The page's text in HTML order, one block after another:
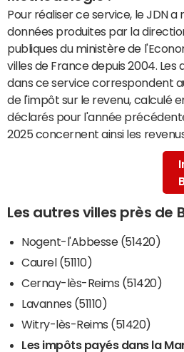
Pour réaliser ce service, le JDN a
données produites par la
publiques du ministère de
villes de France depuis 2004.
dans ce service correspondent
de l'impôt sur le revenu, calculé
déclarés pour l'année
2025 concernent ainsi les
Les autres villes près de
Nogent-l'Abbesse (51420)
Caurel (51110)
Cernay-lès-Reims (51420)
Lavannes (51110)
Witry-lès-Reims (51420)
Les impôts payés dans la